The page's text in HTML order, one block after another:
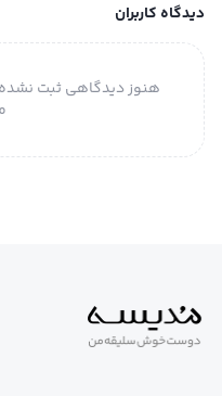
دیدگاه کاربران
هنوز دیدگاهی ثبت